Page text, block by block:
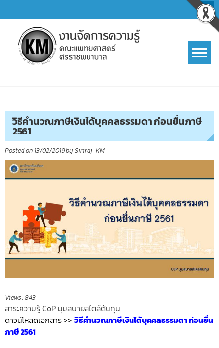
to
content
วิธีคำนวณภาษีเงินได้บุคคลธรรมดา ก่อนยื่นภาษี
2561
Posted on 13/02/2019by Siriraj_KM
Views :843
สาระความรู้ CoP มุมสบายสไตล์ต้นทุน
ดาวน์โหลดเอกสาร >> วิธีคำนวณภาษีเงินได้บุคคลธรรมดา ก่อนยื่น
ภาษี 2561